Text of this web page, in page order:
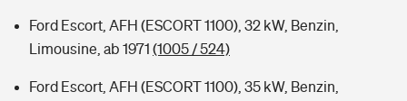
Ford Escort, AFH (ESCORT 1100), 32 kW, Benzin,
Limousine, ab 1971 (1005 / 524)
Ford Escort, AFH (ESCORT 1100), 35 kW, Benzin,